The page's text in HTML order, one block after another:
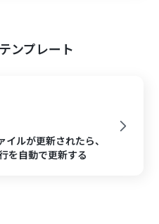
ンプレート
ルが更新されたら、
を自動で更新する